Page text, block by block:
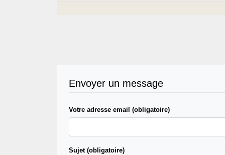
Envoyer un message
Votre adresse email (obligatoire)
Sujet (obligatoire)